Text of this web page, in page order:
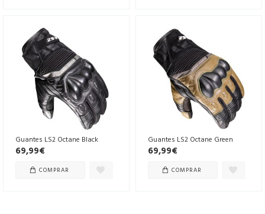
Guantes LS2 Octane Black
69,99€
COMPRAR
Guantes LS2 Octane Green
69,99€
COMPRAR